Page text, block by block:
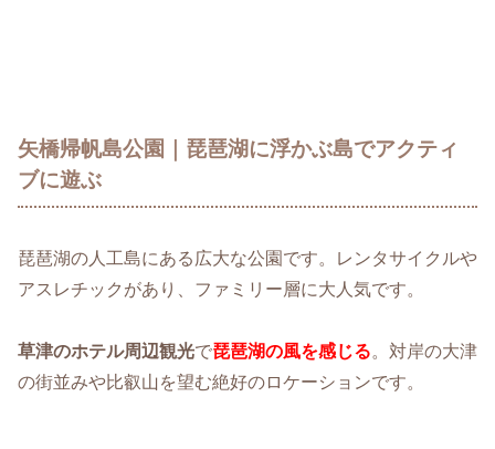
矢橋帰帆島公園｜琵琶湖に浮かぶ島でアクティ
ブに遊ぶ
琵琶湖の人工島にある広大な公園です。レンタサイクルや
アスレチックがあり、ファミリー層に大人気です。
草津のホテル周辺観光で琵琶湖の風を感じる。対岸の大津
の街並みや比叡山を望む絶好のロケーションです。